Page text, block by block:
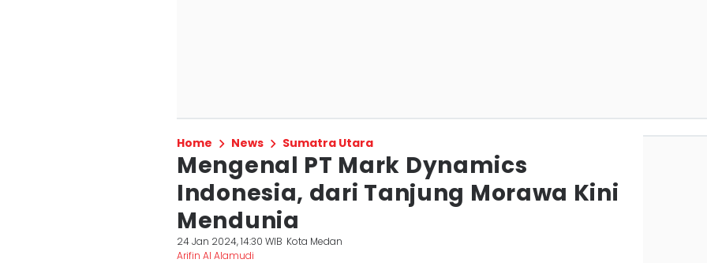
Home News Sumatra Utara
Mengenal PT Mark Dynamics
Indonesia, dari Tanjung Morawa Kini
Mendunia
24 Jan 2024, 14:30 WIB Kota Medan
Arifin Al Alamudi